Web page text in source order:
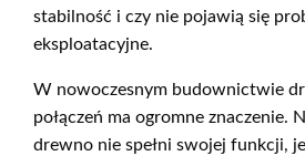
stabilność i czy nie pojawią się
eksploatacyjne.
W nowoczesnym budownictwie
połączeń ma ogromne znaczenie.
drewno nie spełni swojej funkcji,